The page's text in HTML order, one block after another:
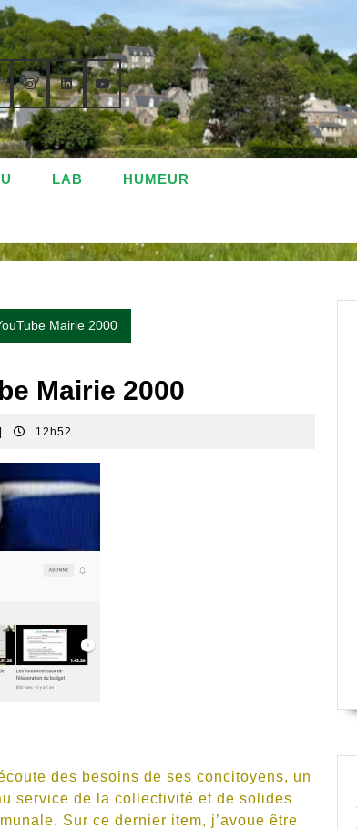
LAB HUMEUR
Mairie 2000
Mairie 2000
12h52
des besoins de ses concitoyens, un
service de la collectivité et de solides
Sur ce dernier item, j’avoue être